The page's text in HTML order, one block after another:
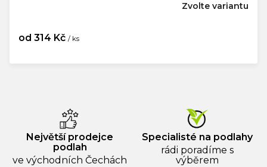
od 314 Kč / ks
Zvolte variantu
Největší prodejce
podlah
ve východních Čechách
Specialisté na podlahy
rádi poradíme s
výběrem